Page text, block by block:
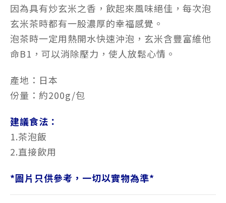
因為具有炒玄米之香，飲起來風味絕佳，每次泡
玄米茶時都有一股濃厚的幸福感覺。
泡茶時一定用熱開水快速沖泡，玄米含豐富維他
命B1，可以消除壓力，使人放鬆心情。
產地：日本
份量：約200g/包
建議食法：
1.茶泡飯
2.直接飲用
*圖片只供參考，一切以實物為準*